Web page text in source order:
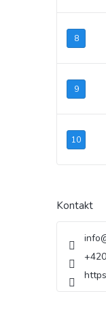
Kontakt
info